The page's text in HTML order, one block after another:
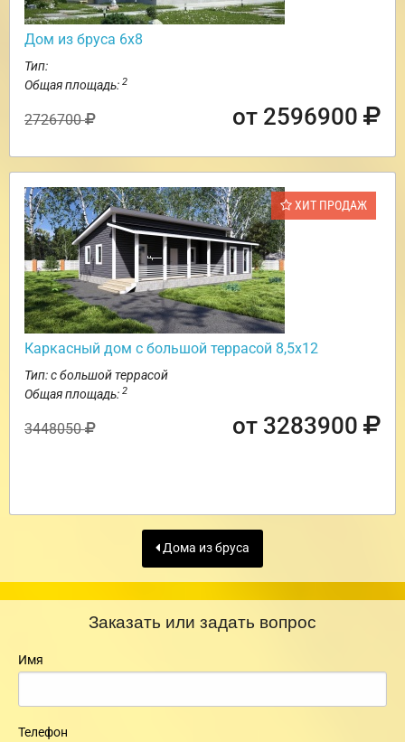
Дом из бруса 6х8
Тип:
Общая площадь: 2
2726700 от 2596900
ХИТ ПРОДАЖ
Каркасный дом с большой террасой 8,5х12
Тип: с большой террасой
Общая площадь: 2
3448050 от 3283900
Дома из бруса
Заказать или задать вопрос
Имя
Телефон